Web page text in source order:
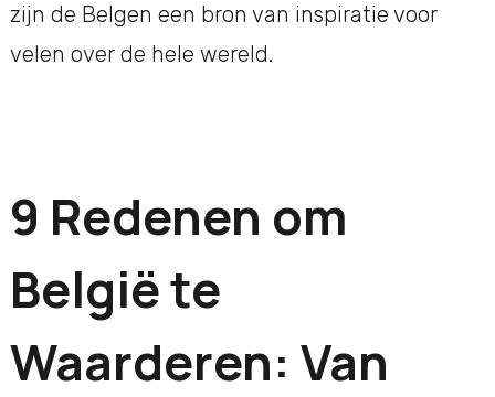
zijn de Belgen een bron van inspiratie voor
velen over de hele wereld.
9 Redenen om
België te
Waarderen: Van